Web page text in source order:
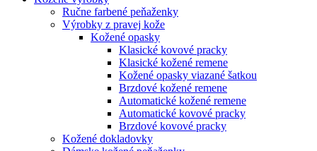
Ručne farbené peňaženky
Výrobky z pravej kože
Kožené opasky
Klasické kovové pracky
Klasické kožené remene
Kožené opasky viazané šatkou
Brzdové kožené remene
Automatické kožené remene
Automatické kovové pracky
Brzdové kovové pracky
Kožené dokladovky